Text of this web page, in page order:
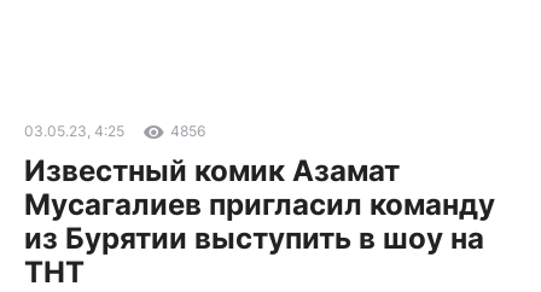
03.05.23, 4:25 4856
Известный комик Азамат
Мусагалиев пригласил команду
из Бурятии выступить в шоу на
ТНТ